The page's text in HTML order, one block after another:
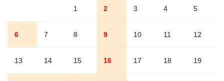
1 2 3 4 5
6 7 8 9 10 11 12
13 14 15 16 17 18 19